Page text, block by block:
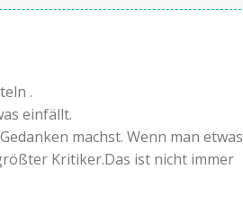
.
einfällt.
machst. Wenn man etwas
Kritiker.Das ist nicht immer